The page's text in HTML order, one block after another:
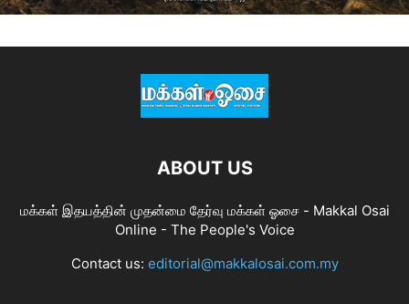
ABOUT US
மக்கள் இதயத்தின் முதன்மை தேர்வு மக்கள் ஓசை - Makkal Osai
Online - The People's Voice
Contact us: editorial@makkalosai.com.my